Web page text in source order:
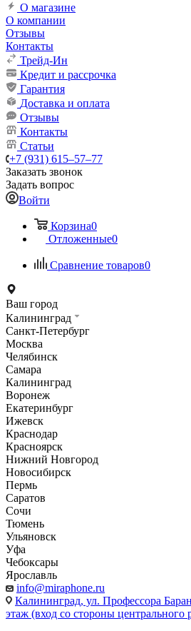
О магазине
О компании
Отзывы
Контакты
Трейд-Ин
Кредит и рассрочка
Гарантия
Доставка и оплата
Отзывы
Контакты
Статьи
+7 (931) 615‒57‒77
Заказать звонок
Задать вопрос
Войти
Корзина0
Отложенные0
Сравнение товаров0
Ваш город
Калининград
Санкт-Петербург
Москва
Челябинск
Самара
Калининград
Воронеж
Екатеринбург
Ижевск
Краснодар
Красноярск
Нижний Новгород
Новосибирск
Пермь
Саратов
Сочи
Тюмень
Ульяновск
Уфа
Чебоксары
Ярославль
info@miraphone.ru
Калининград, ул. Профессора
этаж (вход со стороны центрального